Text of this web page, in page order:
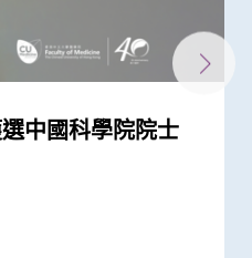
中國科學院院士
有「美國最高榮譽
稱的「拉斯克獎」
授成史上首名生物
人得主
授榮獲有「科學界
學突破獎」
獲選「全球20位頂
首屆「未來科學大
究逾廿載 「科
割的一部分」
中大盧煜明教授
院士
唐氏綜合症產前診
果推展至香港及
與醫學院院長趙偉
學院外籍院士
晴簽署合作框架協
地與香港醫藥創
轉化和產業優勢
基金會捐贈亞洲首
統 共30名患者獲
術治肝癌
DNA」篩查能偵測
咽癌 並反映日後
榮膺「2020年全球
學家」 盧煜明教
嘉誠先生及基金會
大李嘉誠健康科
設施
膺「2019年全球
學家」 榜上唯一
連續第四年獲選
研究科學家」 中
港學府 盧煜明教
醫學期刊推崇
獲「藥明康德生命
漿DNA」鼻咽癌篩
發現期數
被喻為諾貝爾獎預
引文桂冠獎」
有「中國諾貝爾」
獎－生命科學獎」
界首位華人獲美國
H. Coulter講學
項 表揚其在個人
就
化醫學」 未來醫
究到臨床應用
薩爾國王國際醫學
咽癌血液測試研究
市民參與 冀有效
君教授榮獲「中國
新研究突破 成功
掃描癌症
威海外 中大醫學
項國際科研大獎